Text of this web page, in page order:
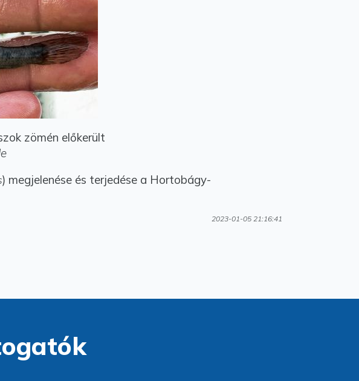
zömén előkerült
) megjelenése és terjedése a Hortobágy-
2023-01-05 21:16:41